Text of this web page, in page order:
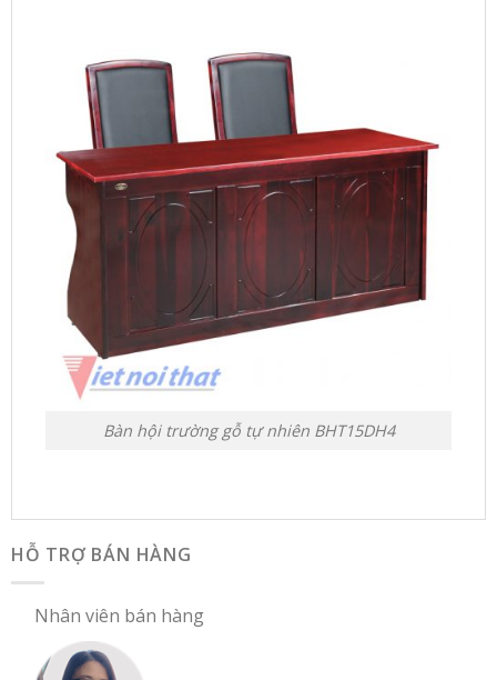
Bàn hội trường gỗ tự nhiên BHT15DH4
HỖ TRỢ BÁN HÀNG
Nhân viên bán hàng